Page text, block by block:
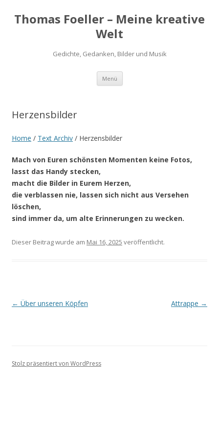
Thomas Foeller – Meine kreative
Welt
Gedichte, Gedanken, Bilder und Musik
Menü Zum
springen
Herzensbilder
Home / Text Archiv / Herzensbilder
Mach von Euren schönsten Momenten keine Fotos,
lasst das Handy stecken,
macht die Bilder in Eurem Herzen,
die verblassen nie, lassen sich nicht aus Versehen
löschen,
sind immer da, um alte Erinnerungen zu wecken.
Dieser Beitrag wurde am Mai 16, 2025 veröffentlicht.
Beitragsnavigation
← Über unseren Köpfen Attrappe →
Stolz präsentiert von WordPress